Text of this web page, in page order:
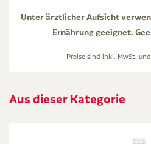
Unter ärztlicher Aufsicht
Ernährung geeignet.
Preise sind inkl. MwSt.
Aus dieser Kategorie